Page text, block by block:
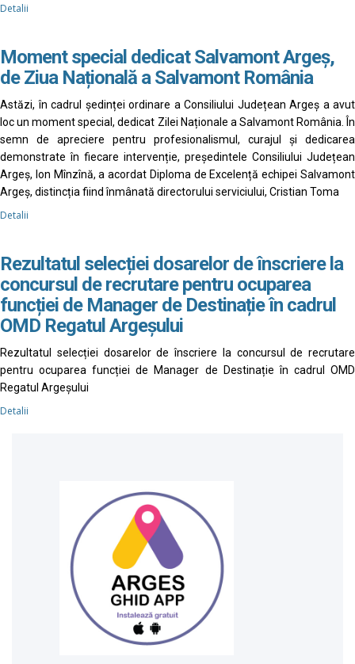
Detalii
Moment special dedicat Salvamont Argeș,
de Ziua Națională a Salvamont România
Astăzi, în cadrul ședinței ordinare a Consiliului Județean Argeș a avut
loc un moment special, dedicat Zilei Naționale a Salvamont România. În
semn de apreciere pentru profesionalismul, curajul și dedicarea
demonstrate în fiecare intervenție, președintele Consiliului Județean
Argeș, Ion Mînzînă, a acordat Diploma de Excelență echipei Salvamont
Argeș, distincția fiind înmânată directorului serviciului, Cristian Toma
Detalii
Rezultatul selecției dosarelor de înscriere la
concursul de recrutare pentru ocuparea
funcției de Manager de Destinație în cadrul
OMD Regatul Argeșului
Rezultatul selecției dosarelor de înscriere la concursul de recrutare
pentru ocuparea funcției de Manager de Destinație în cadrul OMD
Regatul Argeșului
Detalii